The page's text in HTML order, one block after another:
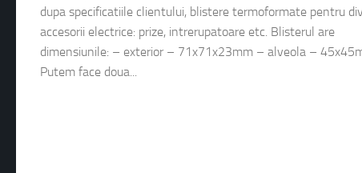
dupa specificatiile clientului, blistere termoformate pentru
accesorii electrice: prize, intrerupatoare etc. Blisterul are
dimensiunile: – exterior – 71x71x23mm – alveola –
Putem face doua...